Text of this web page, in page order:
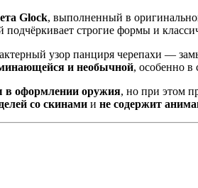
Glock, выполненный в
подчёркивает строгие формы и
узор панциря черепахи —
и необычной, особенно
оформлении оружия, но при этом
со скинами и не содержит